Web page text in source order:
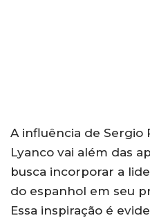
A influência de Sergio
Lyanco vai além das
busca incorporar a
do espanhol em seu
Essa inspiração é